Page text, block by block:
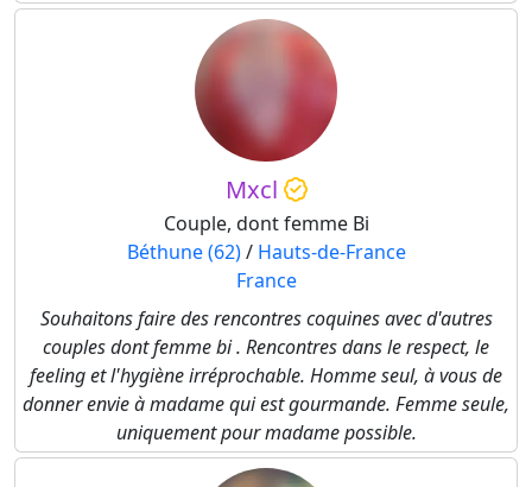
Mxcl
Couple, dont femme Bi
Béthune (62)/ Hauts-de-France
France
Souhaitons faire des rencontres coquines avec d'autres
couples dont femme bi . Rencontres dans le respect, le
feeling et l'hygiène irréprochable. Homme seul, à vous de
donner envie à madame qui est gourmande. Femme seule,
uniquement pour madame possible.